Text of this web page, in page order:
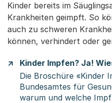
Kinder bereits im
Krankheiten geimpft. So
auch zu schweren
können, verhindert oder
Kinder Impfen? Ja!
Die Broschüre «Kinder
Bundesamtes für
warum und welche